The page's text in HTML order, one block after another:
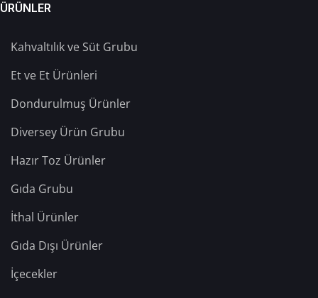
ÜRÜNLER
Kahvaltılık ve Süt Grubu
Et ve Et Ürünleri
Dondurulmuş Ürünler
Diversey Ürün Grubu
Hazır Toz Ürünler
Gıda Grubu
İthal Ürünler
Gıda Dışı Ürünler
İçecekler